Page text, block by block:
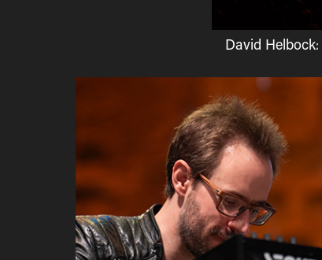
David Helbock: